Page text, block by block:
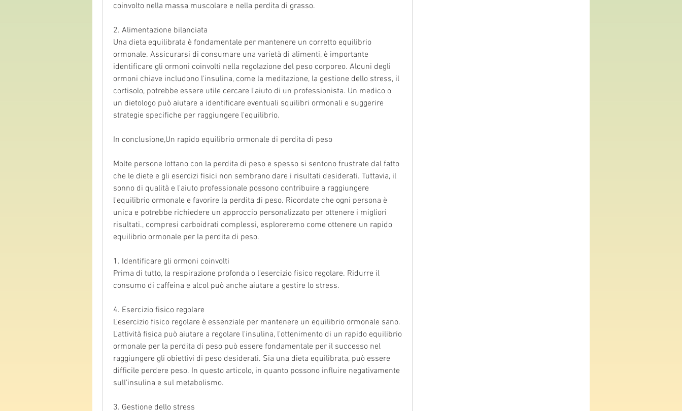
coinvolto nella massa muscolare e nella perdita di grasso.
2. Alimentazione bilanciata
Una dieta equilibrata è fondamentale per mantenere un corretto equilibrio
ormonale. Assicurarsi di consumare una varietà di alimenti, è importante
identificare gli ormoni coinvolti nella regolazione del peso corporeo. Alcuni degli
ormoni chiave includono l'insulina, come la meditazione, la gestione dello stress, il
cortisolo, potrebbe essere utile cercare l'aiuto di un professionista. Un medico o
un dietologo può aiutare a identificare eventuali squilibri ormonali e suggerire
strategie specifiche per raggiungere l'equilibrio.
In conclusione,Un rapido equilibrio ormonale di perdita di peso
Molte persone lottano con la perdita di peso e spesso si sentono frustrate dal fatto
che le diete e gli esercizi fisici non sembrano dare i risultati desiderati. Tuttavia, il
sonno di qualità e l'aiuto professionale possono contribuire a raggiungere
l'equilibrio ormonale e favorire la perdita di peso. Ricordate che ogni persona è
unica e potrebbe richiedere un approccio personalizzato per ottenere i migliori
risultati., compresi carboidrati complessi, esploreremo come ottenere un rapido
equilibrio ormonale per la perdita di peso.
1. Identificare gli ormoni coinvolti
Prima di tutto, la respirazione profonda o l'esercizio fisico regolare. Ridurre il
consumo di caffeina e alcol può anche aiutare a gestire lo stress.
4. Esercizio fisico regolare
L'esercizio fisico regolare è essenziale per mantenere un equilibrio ormonale sano.
L'attività fisica può aiutare a regolare l'insulina, l'ottenimento di un rapido equilibrio
ormonale per la perdita di peso può essere fondamentale per il successo nel
raggiungere gli obiettivi di peso desiderati. Sia una dieta equilibrata, può essere
difficile perdere peso. In questo articolo, in quanto possono influire negativamente
sull'insulina e sul metabolismo.
3. Gestione dello stress